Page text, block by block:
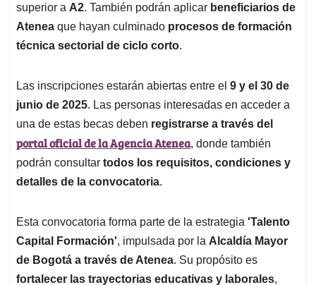
superior a A2. También podrán aplicar beneficiarios de
Atenea que hayan culminado procesos de formación
técnica sectorial de ciclo corto.
Las inscripciones estarán abiertas entre el 9 y el 30 de
junio de 2025. Las personas interesadas en acceder a
una de estas becas deben registrarse a través del
portal oficial de la Agencia Atenea, donde también
podrán consultar todos los requisitos, condiciones y
detalles de la convocatoria.
Esta convocatoria forma parte de la estrategia 'Talento
Capital Formación', impulsada por la Alcaldía Mayor
de Bogotá a través de Atenea. Su propósito es
fortalecer las trayectorias educativas y laborales,